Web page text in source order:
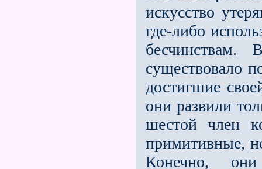
искусство
где-либо
бесчинствам.
существовало
достигшие
они развили
шестой член
примитивные,
Конечно,